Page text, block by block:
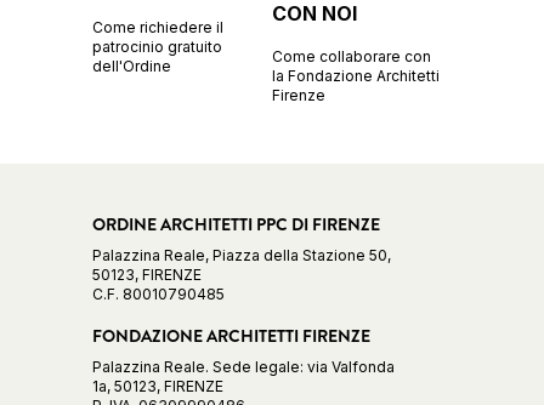
Come richiedere il
patrocinio gratuito
dell'Ordine
CON NOI
Come collaborare con
la Fondazione Architetti
Firenze
ORDINE ARCHITETTI PPC DI FIRENZE
Palazzina Reale, Piazza della Stazione 50,
50123, FIRENZE
C.F. 80010790485
FONDAZIONE ARCHITETTI FIRENZE
Palazzina Reale. Sede legale: via Valfonda
1a, 50123, FIRENZE